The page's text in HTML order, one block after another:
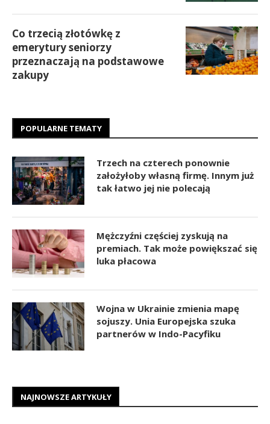
Co trzecią złotówkę z
emerytury seniorzy
przeznaczają na podstawowe
zakupy
POPULARNE TEMATY
Trzech na czterech ponownie
założyłoby własną firmę. Innym już
tak łatwo jej nie polecają
Mężczyźni częściej zyskują na
premiach. Tak może powiększać się
luka płacowa
Wojna w Ukrainie zmienia mapę
sojuszy. Unia Europejska szuka
partnerów w Indo-Pacyfiku
NAJNOWSZE ARTYKUŁY